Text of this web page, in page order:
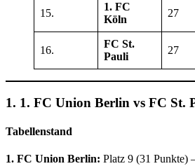
15.
1. FC
Köln
27
16.
FC St.
Pauli
27
1. 1. FC Union Berlin vs FC St.
Tabellenstand
1. FC Union Berlin: Platz 9 (31 Punkte)